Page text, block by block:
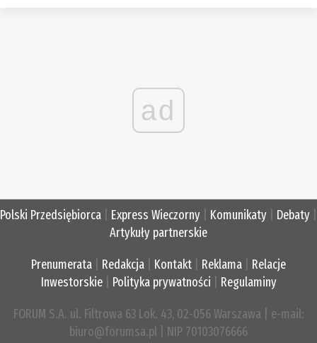
ad
Polski Przedsiębiorca Express Wieczorny Komunikaty Debaty
Artykuły partnerskie
Prenumerata Redakcja Kontakt Reklama
Relacje
Inwestorskie| Polityka prywatności Regulaminy
FORUM S.A. ul. Filtrowa 63 Lok. 43, 02-056 Warszawa | e-mail:
biuro@forumsa.pl | NIP 70103076666